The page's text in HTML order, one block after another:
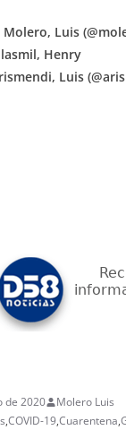
Molero, Luis
Henry
Luis
de 2020
Molero Luis
,COVID-19,Cuarentena,